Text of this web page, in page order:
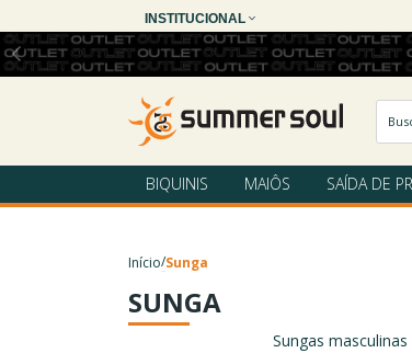
INSTITUCIONAL
BIQUINIS MAIÔS SAÍDA DE
Início/Sunga
SUNGA
Sungas